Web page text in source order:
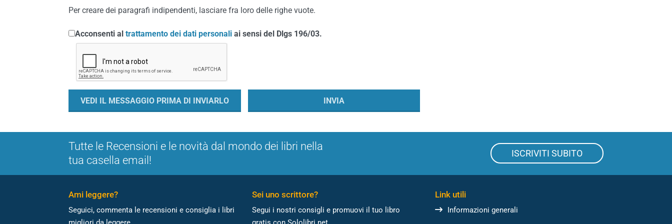
Per creare dei paragrafi indipendenti, lasciare fra loro delle righe vuote.
Acconsenti al trattamento dei dati personali ai sensi del Dlgs 196/03.
Tutte le Recensioni e le novità dal mondo dei libri nella
tua casella email!
ISCRIVITI SUBITO
Ami leggere?
Seguici, commenta le recensioni e consiglia i libri
Sei uno scrittore?
Segui i nostri consigli e promuovi il tuo libro
Link utili
Informazioni generali